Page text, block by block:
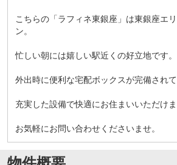
こちらの「ラフィネ東銀座」は東銀座エ
ン。
忙しい朝には嬉しい駅近くの好立地です。
外出時に便利な宅配ボックスが完備されて
充実した設備で快適にお住まいいただけま
お気軽にお問い合わせくださいませ。